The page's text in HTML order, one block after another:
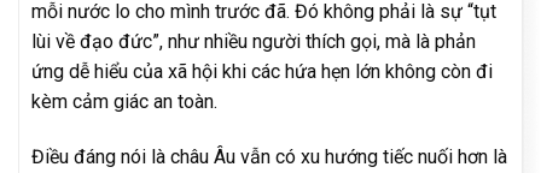
mỗi nước lo cho mình trước đã. Đó không phải là sự “tụt
lùi về đạo đức”, như nhiều người thích gọi, mà là phản
ứng dễ hiểu của xã hội khi các hứa hẹn lớn không còn đi
kèm cảm giác an toàn.
Điều đáng nói là châu Âu vẫn có xu hướng tiếc nuối hơn là